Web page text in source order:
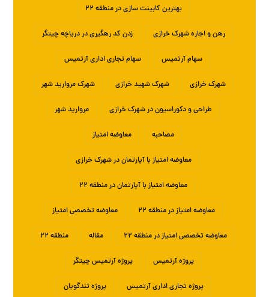
بهترین کابینت سازی در منطقه ۲۲
رهن و اجاره شهرک خرازی زدن کد رهگیری در دریاچه چیتگر
سهام آرتمیس سهام تجاری اداری آرتمیس
شهرک خرازی شهرک شهید خرازی شهرک مروارید شهر
طراحی و دکوراسیون در شهرک خرازی مروارید شهر
مصاحبه معاوضه امتیاز
معاوضه امتیاز با آپارتمان در شهرک خرازی
معاوضه امتیاز با آپارتمان در منطقه ۲۲
معاوضه امتیاز در منطقه ۲۲ معاوضه تخصصی امتیاز
معاوضه تخصصی امتیاز در منطقه ۲۲ مقاله منطقه ۲۲
پروژه آرتمیس پروژه آرتمیس چیتگر
پروژه تجاری اداری آرتمیس پروژه تندگویان